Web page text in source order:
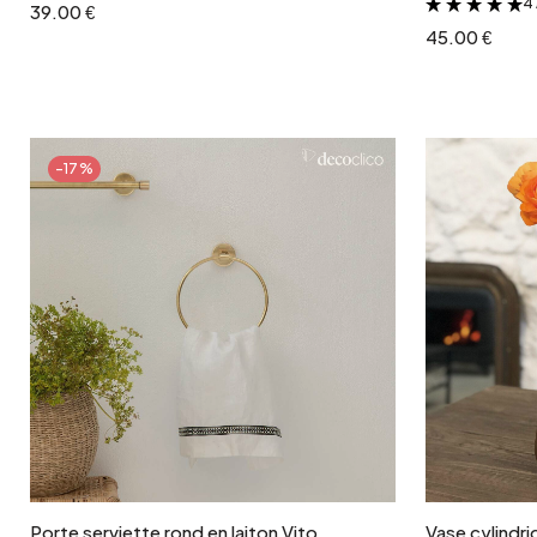
39.00 €
45.00 €
-17%
Ajouter au panier
Porte serviette rond en laiton Vito
Vase